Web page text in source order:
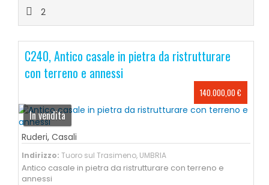
2
C240, Antico casale in pietra da ristrutturare
con terreno e annessi
140.000,00 €
In vendita
Ruderi, Casali
Indirizzo: Tuoro sul Trasimeno, UMBRIA
Antico casale in pietra da ristrutturare con terreno e
annessi